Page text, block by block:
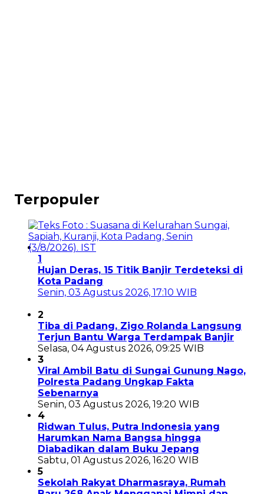
Terpopuler
1
Hujan Deras, 15 Titik Banjir Terdeteksi di
Kota Padang
Senin, 03 Agustus 2026, 17:10 WIB
2
Tiba di Padang, Zigo Rolanda Langsung
Terjun Bantu Warga Terdampak Banjir
Selasa, 04 Agustus 2026, 09:25 WIB
3
Viral Ambil Batu di Sungai Gunung Nago,
Polresta Padang Ungkap Fakta
Sebenarnya
Senin, 03 Agustus 2026, 19:20 WIB
4
Ridwan Tulus, Putra Indonesia yang
Harumkan Nama Bangsa hingga
Diabadikan dalam Buku Jepang
Sabtu, 01 Agustus 2026, 16:20 WIB
5
Sekolah Rakyat Dharmasraya, Rumah